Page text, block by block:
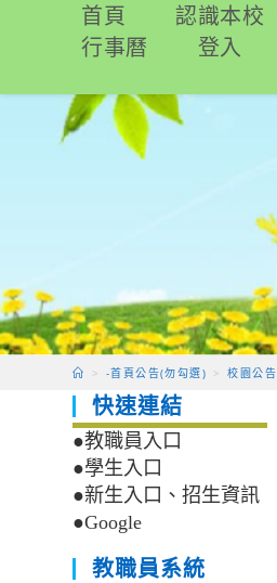
要
首頁 認識本校
行事曆
登入
> -首頁公告(勿勾選) > 校園公告
快速連結
●教職員入口
●學生入口
●新生入口、招生資訊
●Google
教職員系統